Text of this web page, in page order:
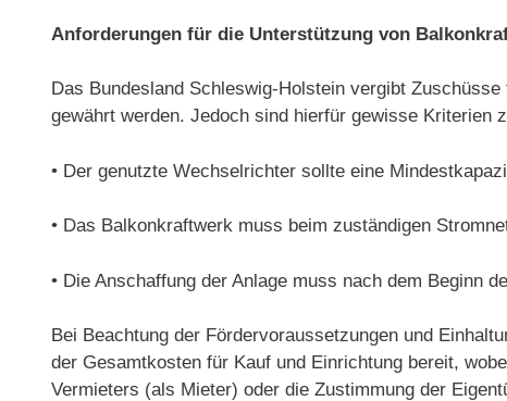
Anforderungen für die Unterstützung von
Das Bundesland Schleswig-Holstein vergibt
gewährt werden. Jedoch sind hierfür gewisse Kriterien
• Der genutzte Wechselrichter sollte eine
• Das Balkonkraftwerk muss beim zuständigen
• Die Anschaffung der Anlage muss nach dem Beginn
Bei Beachtung der Fördervoraussetzungen und
der Gesamtkosten für Kauf und Einrichtung bereit,
Vermieters (als Mieter) oder die Zustimmung der